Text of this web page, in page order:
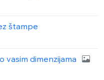
štampe
vasim dimenzijama